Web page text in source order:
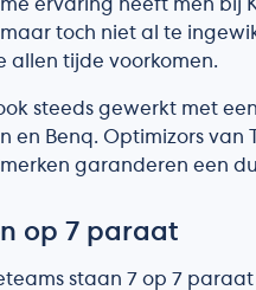
ervaring heeft men bij
toch niet al te
allen tijde voorkomen.
steeds gewerkt met
en Benq. Optimizors
garanderen een
op 7 paraat
staan 7 op 7